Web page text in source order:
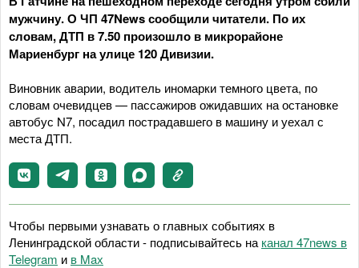
мужчину. О ЧП 47News сообщили читатели. По их
словам, ДТП в 7.50 произошло в микрорайоне
Мариенбург на улице 120 Дивизии.
Виновник аварии, водитель иномарки темного цвета, по
словам очевидцев — пассажиров ожидавших на остановке
автобус N7, посадил пострадавшего в машину и уехал с
места ДТП.
Чтобы первыми узнавать о главных событиях в
Ленинградской области - подписывайтесь на канал 47news в
Telegram и в Maх